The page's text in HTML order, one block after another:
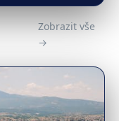
Zobrazit vše
→